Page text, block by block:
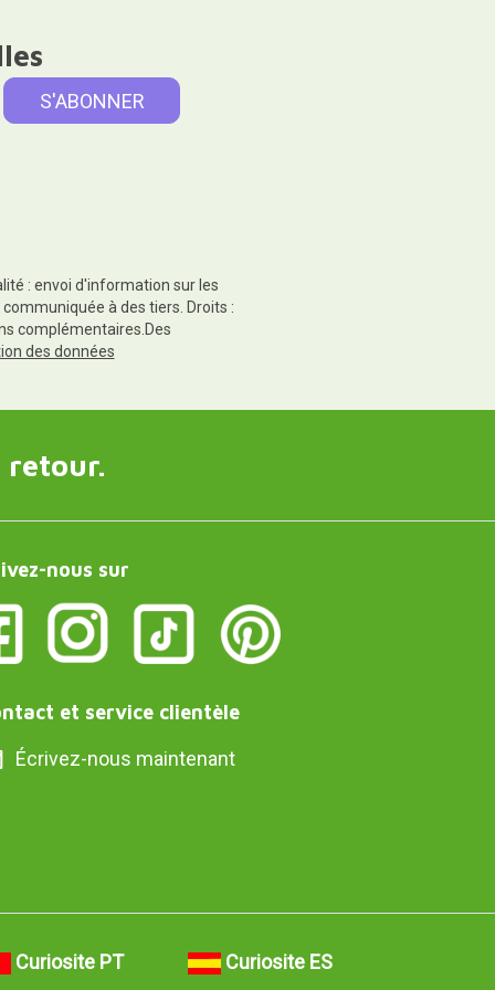
: envoi d'information sur les
à des tiers. Droits :
complémentaires.Des
des données
retour.
nous sur
et service clientèle
Écrivez-nous maintenant
Curiosite PT Curiosite ES